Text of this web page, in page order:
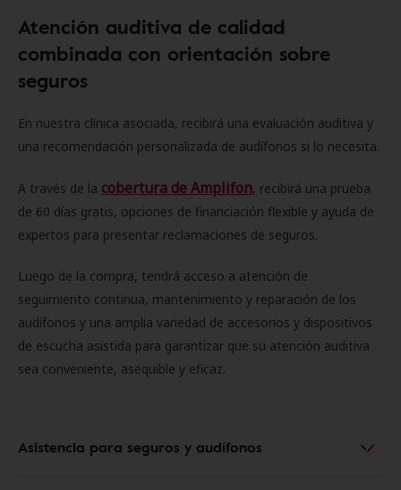
Atención auditiva de calidad
combinada con orientación sobre
seguros
En nuestra clínica asociada, recibirá una evaluación auditiva y
una recomendación personalizada de audífonos si lo necesita.
A través de la cobertura de Amplifon, recibirá una prueba
de 60 días gratis, opciones de financiación flexible y ayuda de
expertos para presentar reclamaciones de seguros.
Luego de la compra, tendrá acceso a atención de
seguimiento continua, mantenimiento y reparación de los
audífonos y una amplia variedad de accesorios y dispositivos
de escucha asistida para garantizar que su atención auditiva
sea conveniente, asequible y eficaz.
Asistencia para seguros y audífonos